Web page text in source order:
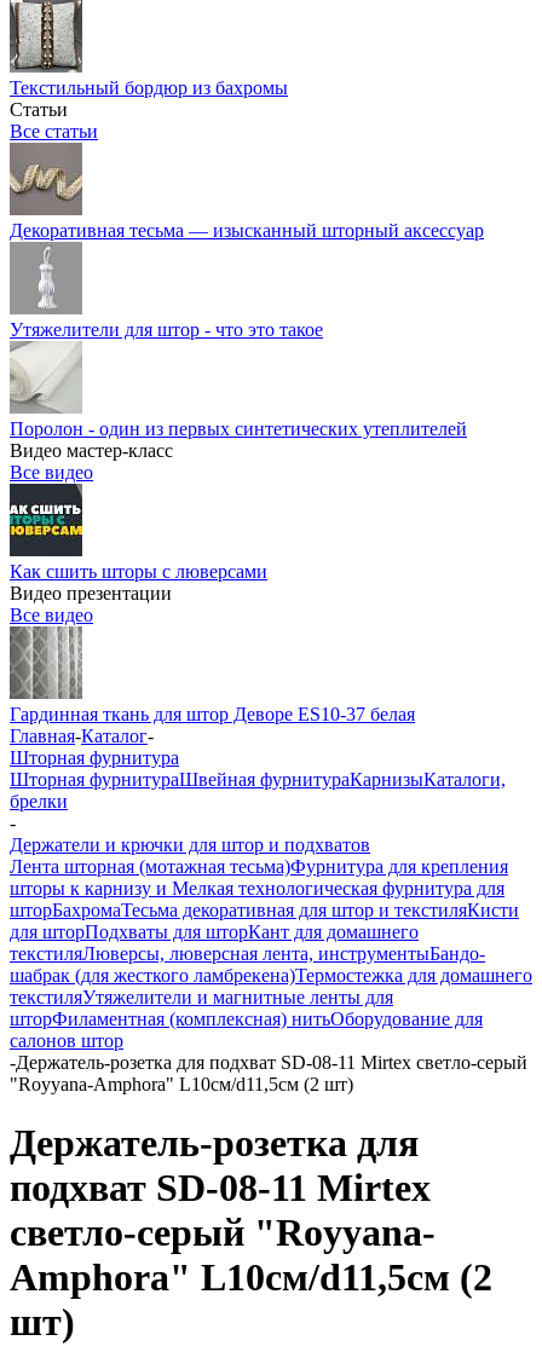
Текстильный бордюр из бахромы
Статьи
Все статьи
Декоративная тесьма — изысканный шторный аксессуар
Утяжелители для штор - что это такое
Поролон - один из первых синтетических утеплителей
Видео мастер-класс
Все видео
Как сшить шторы с люверсами
Видео презентации
Все видео
Гардинная ткань для штор Деворе ES10-37 белая
Главная-Каталог-
Шторная фурнитура
Шторная фурнитураШвейная фурнитураКарнизыКаталоги,
брелки
-
Держатели и крючки для штор и подхватов
Лента шторная (мотажная тесьма)Фурнитура для крепления
шторы к карнизу и Мелкая технологическая фурнитура для
шторБахромаТесьма декоративная для штор и текстиляКисти
для шторПодхваты для шторКант для домашнего
текстиляЛюверсы, люверсная лента, инструментыБандо-
шабрак (для жесткого ламбрекена)Термостежка для домашнего
текстиляУтяжелители и магнитные ленты для
шторФиламентная (комплексная) нитьОборудование для
салонов штор
-Держатель-розетка для подхват SD-08-11 Mirtex светло-серый
"Royyana-Amphora" L10см/d11,5см (2 шт)
Держатель-розетка для
подхват SD-08-11 Mirtex
светло-серый "Royyana-
Amphora" L10см/d11,5см (2
шт)